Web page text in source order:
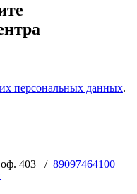
персональных данных.
оф. 403 / 89097464100